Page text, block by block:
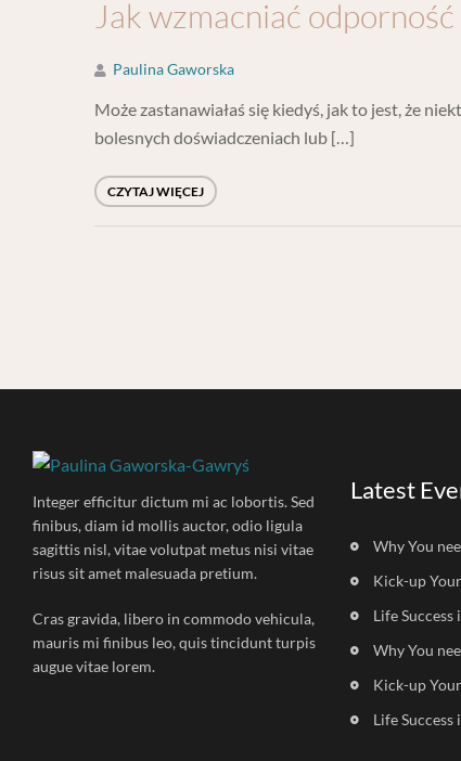
Jak wzmacniać
Paulina Gaworska
Może zastanawiałaś się kiedyś, jak to jest, że
bolesnych doświadczeniach lub […]
CZYTAJ WIĘCEJ
Integer efficitur dictum mi ac lobortis. Sed
finibus, diam id mollis auctor, odio ligula
sagittis nisl, vitae volutpat metus nisi vitae
risus sit amet malesuada pretium.
Cras gravida, libero in commodo vehicula,
mauris mi finibus leo, quis tincidunt turpis
augue vitae lorem.
Latest
Why You
Kick-up
Life
Why You
Kick-up
Life